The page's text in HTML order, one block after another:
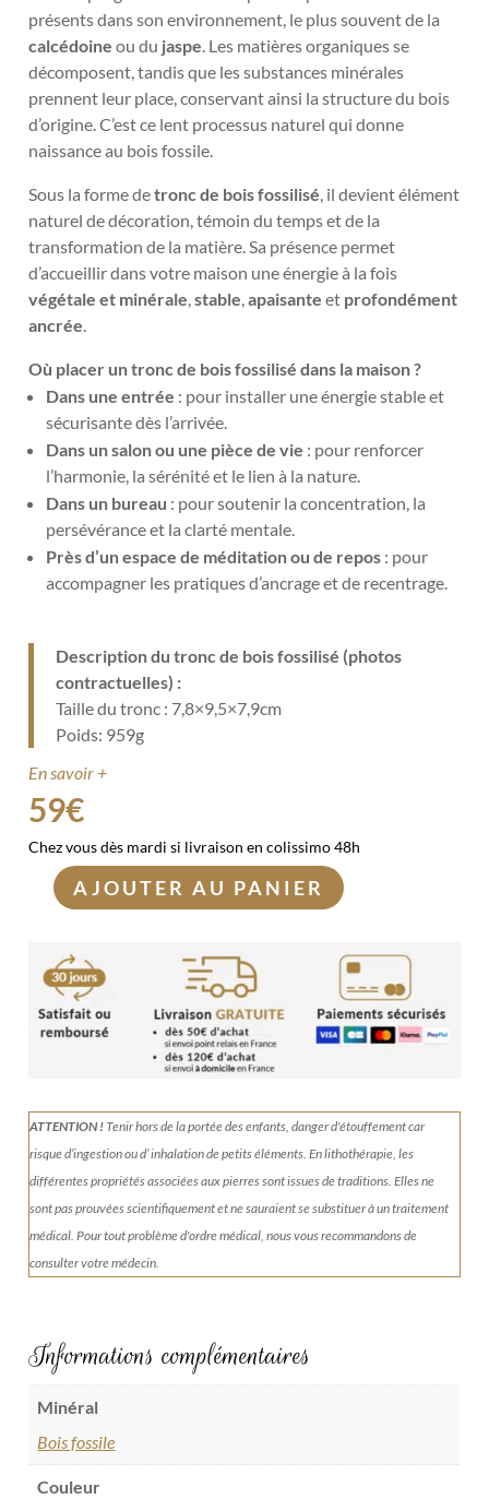
présents dans son environnement, le plus souvent de la
calcédoine ou du jaspe . Les matières organiques se
décomposent, tandis que les substances minérales
prennent leur place, conservant ainsi la structure du bois
d’origine. C’est ce lent processus naturel qui donne
naissance au bois fossile.
Sous la forme detronc de bois fossilisé , il devient élément
naturel de décoration, témoin du temps et de la
transformation de la matière. Sa présence permet
d’accueillir dans votre maison une énergie à la fois
végétale et minérale ,stable ,apaisante et profondément
ancrée
Où placer un tronc de bois fossilisé dans la maison ?
Dans une entrée : pour installer une énergie stable et
sécurisante dès l’arrivée.
Dans un salon ou une pièce de vie : pour renforcer
l’harmonie, la sérénité et le lien à la nature.
Dans un bureau : pour soutenir la concentration, la
persévérance et la clarté mentale.
Près d’un espace de méditation ou de repos : pour
accompagner les pratiques d’ancrage et de recentrage.
Description du tronc de bois fossilisé (photos
contractuelles) :
Taille du tronc : 7,8×9,5×7,9cm
Poids: 959g
En savoir +
59€
Chez vous dès mardi si livraison en colissimo 48h
quantité
Tronc
de
bois
fossilisé
AJOUTER AU PANIER
ATTENTION !Tenirhors de la portée des enfants, danger d'étouffement car
risque d’ingestion ou d’ inhalation de petits éléments.En lithothérapie, les
différentes propriétés associées aux pierres sont issues de traditions. Elles ne
sont pas prouvées scientifiquement et ne sauraient se substituer à un traitement
médical. Pour tout problème d'ordre médical, nous vous recommandons de
consulter votre médecin.
Informations complémentaires
Minéral
Bois fossile
Couleur